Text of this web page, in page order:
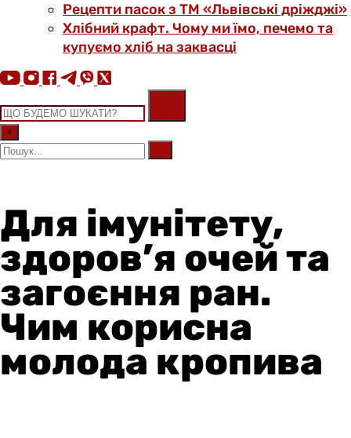
Рецепти пасок з ТМ «Львівські дріжджі»
Хлібний крафт. Чому ми їмо, печемо та
купуємо хліб на заквасці
×
Для імунітету,
здоров’я очей та
загоєння ран.
Чим корисна
молода кропива